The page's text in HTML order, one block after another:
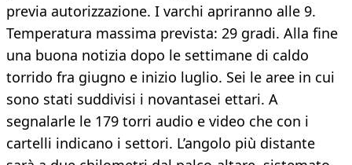
previa autorizzazione. I varchi apriranno alle 9.
Temperatura massima prevista: 29 gradi. Alla fine
una buona notizia dopo le settimane di caldo
torrido fra giugno e inizio luglio. Sei le aree in cui
sono stati suddivisi i novantasei ettari. A
segnalarle le 179 torri audio e video che con i
cartelli indicano i settori. L’angolo più distante